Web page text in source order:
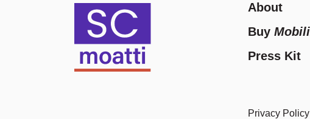
About
Buy
Press Kit
Privacy Policy